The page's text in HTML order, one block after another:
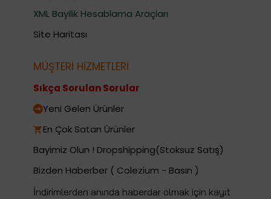
XML Bayilik Hesablama Araçları
Site Haritası
MÜŞTERİ HİZMETLERİ
Sıkça Sorulan Sorular
Yeni Gelen Ürünler
En Çok Satan Ürünler
Bayimiz Olun ! Dropshipping(Stoksuz Satış)
Bizden Haberber ( Colezium - Basın )
İndirimlerden anında haberdar olmak için kayıt